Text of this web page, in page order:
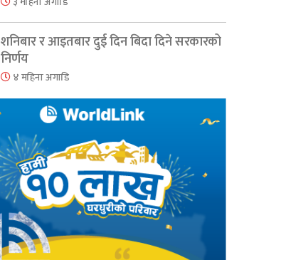
शनिबार र आइतबार दुई दिन बिदा दिने सरकारको
निर्णय
४ महिना अगाडि